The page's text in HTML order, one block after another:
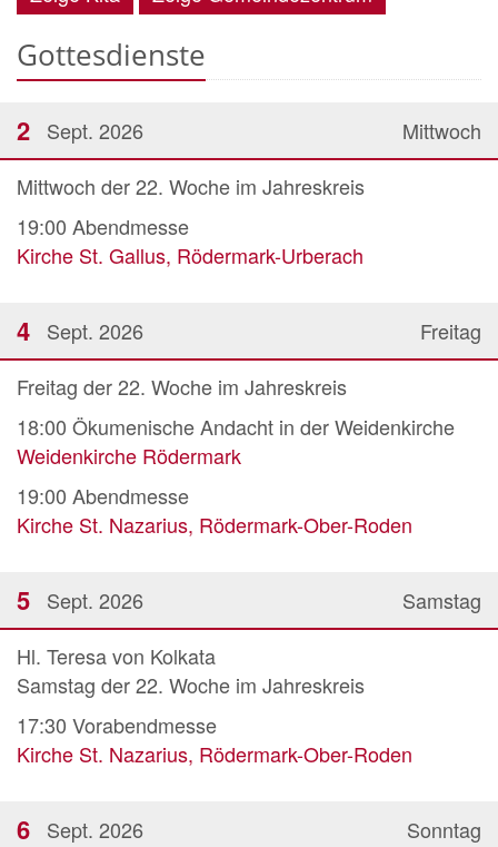
Gottesdienste
Mittwoch
2
Sept. 2026
Mittwoch der 22. Woche im Jahreskreis
19:00 Abendmesse
Kirche St. Gallus, Rödermark-Urberach
Freitag
4
Sept. 2026
Freitag der 22. Woche im Jahreskreis
18:00 Ökumenische Andacht in der Weidenkirche
Weidenkirche Rödermark
19:00 Abendmesse
Kirche St. Nazarius, Rödermark-Ober-Roden
Samstag
5
Sept. 2026
Hl. Teresa von Kolkata
Samstag der 22. Woche im Jahreskreis
17:30 Vorabendmesse
Kirche St. Nazarius, Rödermark-Ober-Roden
Sonntag
6 Sept. 2026